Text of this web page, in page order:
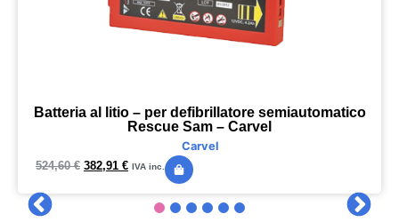
Batteria al litio – per defibrillatore semiautomatico
Rescue Sam – Carvel
Carvel
524,60€ 382,91 € IVA inc.